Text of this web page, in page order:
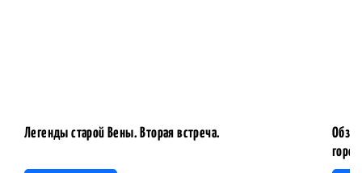
Легенды старой Вены. Вторая встреча.